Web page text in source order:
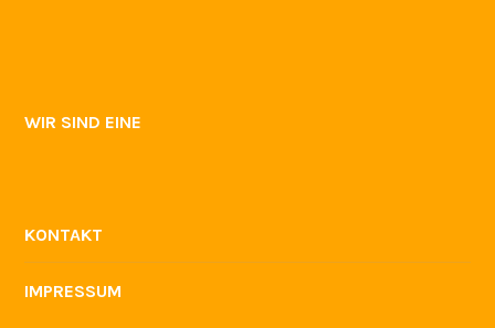
WIR SIND EINE
KONTAKT
IMPRESSUM